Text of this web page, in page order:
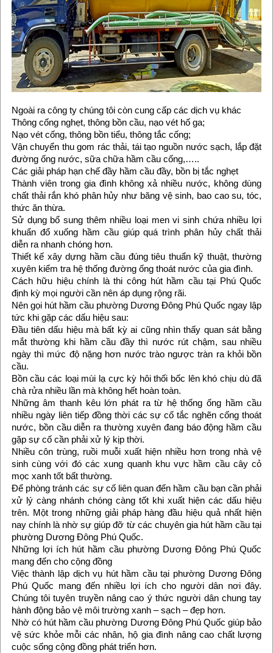
Ngoài ra công ty chúng tôi còn cung cấp các dịch vụ khác
Thông cống nghẹt, thông bồn cầu, nạo vét hố ga;
Nạo vét cống, thông bồn tiểu, thông tắc cống;
Vận chuyển thu gom rác thải, tái tạo nguồn nước sạch, lắp đặt
đường ống nước, sữa chữa hầm cầu cống,…..
Các giải pháp hạn chế đầy hầm cầu đầy, bồn bị tắc nghẹt
Thành viên trong gia đình không xả nhiều nước, không dùng
chất thải rắn khó phân hủy như băng vệ sinh, bao cao su, tóc,
thức ăn thừa.
Sử dụng bổ sung thêm nhiều loại men vi sinh chứa nhiều lợi
khuẩn đổ xuống hầm cầu giúp quá trình phân hủy chất thải
diễn ra nhanh chóng hơn.
Thiết kế xây dựng hầm cầu đúng tiêu thuẩn kỹ thuật, thường
xuyên kiểm tra hệ thống đường ống thoát nước của gia đình.
Cách hữu hiệu chính là thi công hút hầm cầu tại Phú Quốc
định kỳ mọi người cần nên áp dụng rộng rãi.
Nên gọi hút hầm cầu phường Dương Đông Phú Quốc ngay lập
tức khi gặp các dấu hiệu sau:
Đầu tiên dấu hiệu mà bất kỳ ai cũng nhìn thấy quan sát bằng
mắt thường khi hầm cầu đầy thì nước rút chậm, sau nhiều
ngày thì mức độ nặng hơn nước trào ngược tràn ra khỏi bồn
cầu.
Bồn cầu các loại mùi lạ cực kỳ hôi thối bốc lên khó chịu dù đã
chà rửa nhiều lần mà không hết hoàn toàn.
Những âm thanh kêu lớn phát ra từ hệ thống ống hầm cầu
nhiều ngày liên tiếp đồng thời các sự cố tắc nghẽn cống thoát
nước, bồn cầu diễn ra thường xuyên đang báo động hầm cầu
gặp sự cố cần phải xử lý kịp thời.
Nhiều côn trùng, ruồi muỗi xuất hiện nhiều hơn trong nhà vệ
sinh cùng với đó các xung quanh khu vực hầm cầu cây cỏ
mọc xanh tốt bất thường.
Để phòng tránh các sự cố liên quan đến hầm cầu bạn cần phải
xử lý càng nhánh chóng càng tốt khi xuất hiện các dấu hiệu
trên. Một trong những giải pháp hàng đầu hiệu quả nhất hiện
nay chính là nhờ sự giúp đỡ từ các chuyên gia hút hầm cầu tại
phường Dương Đông Phú Quốc.
Những lợi ích hút hầm cầu phường Dương Đông Phú Quốc
mang đến cho cộng đồng
Việc thành lập dịch vụ hút hầm cầu tại phường Dương Đông
Phú Quốc mang đến nhiều lợi ích cho người dân nơi đây.
Chúng tôi tuyên truyền nâng cao ý thức người dân chung tay
hành động bảo vệ môi trường xanh – sạch – đẹp hơn.
Nhờ có hút hầm cầu phường Dương Đông Phú Quốc giúp bảo
vệ sức khỏe mỗi các nhân, hộ gia đình nâng cao chất lượng
cuộc sống cộng đồng phát triển hơn.